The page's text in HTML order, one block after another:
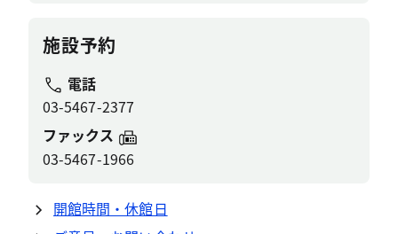
施設予約
電話
03-5467-2377
ファックス
03-5467-1966
開館時間・休館日